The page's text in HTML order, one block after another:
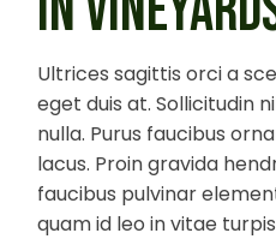
Ultrices sagittis orci a
eget duis at. Sollicitudin
nulla. Purus faucibus
lacus. Proin gravida
faucibus pulvinar
quam id leo in vitae